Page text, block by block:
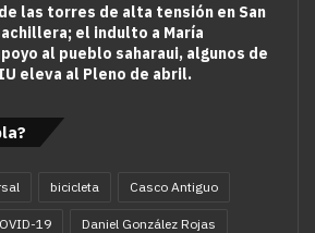
las torres de alta tensión en San
el indulto a María
al pueblo saharaui, algunos de
eleva al Pleno de abril.
bicicleta Casco Antiguo
19 Daniel González Rojas